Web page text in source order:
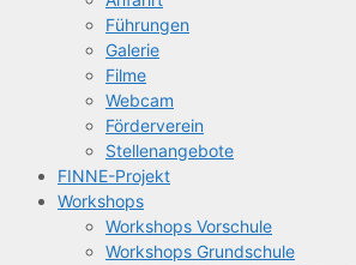
Füh­run­gen
Gale­rie
Fil­me
Web­cam
För­der­ver­ein
Stel­len­an­ge­bo­te
FIN­­NE-Pro­­jekt
Work­shops
Work­shops Vorschule
Work­shops Grundschule